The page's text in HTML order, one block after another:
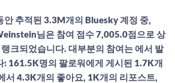
안 추적된 3.3M개의 Bluesky 계정 중,
님은 참여 점수 7,005.0점으로 상
크되었습니다. 대부분의 참여는 에서 발
: 161.5K명의 팔로워에게 게시된 1.7K개
서 4.3K개의 좋아요, 1K개의 리포스트,